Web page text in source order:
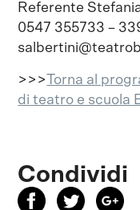
Referente
0547 355733 –
>>>
Torna al
di teatro e scuola
Condividi